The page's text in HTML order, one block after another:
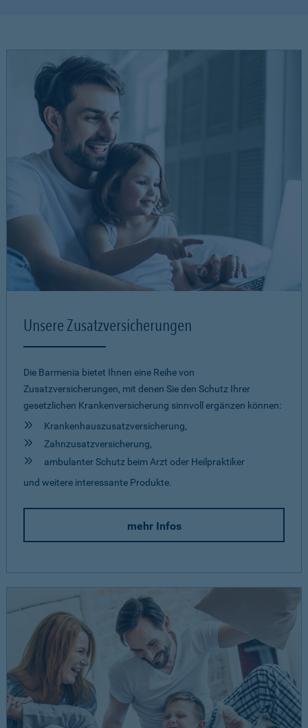
Unsere Zusatzversicherungen
Die Barmenia bietet Ihnen eine Reihe von
Zusatzversicherungen, mit denen Sie den Schutz Ihrer
gesetzlichen Krankenversicherung sinnvoll ergänzen können:
Krankenhauszusatzversicherung,
Zahnzusatzversicherung,
ambulanter Schutz beim Arzt oder Heilpraktiker
und weitere interessante Produkte.
mehr Infos